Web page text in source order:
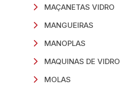
MAÇANETAS VIDRO
MANGUEIRAS
MANOPLAS
MAQUINAS DE VIDRO
MOLAS